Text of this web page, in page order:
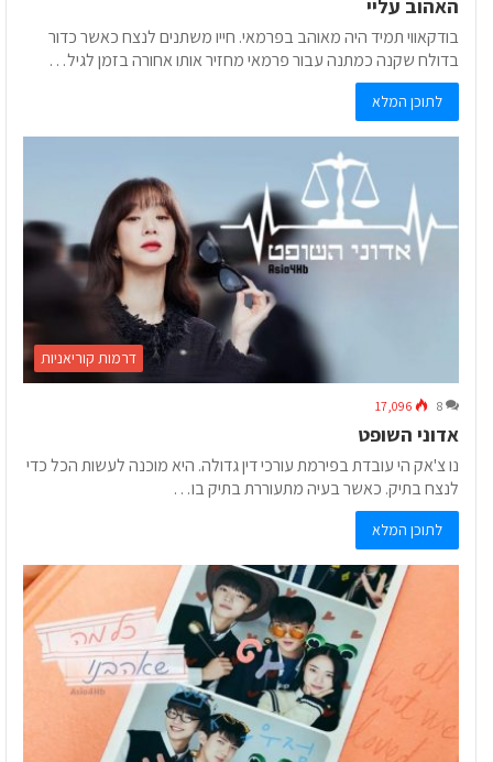
האהוב עליי
בודקאווי תמיד היה מאוהב בפרמאי. חייו משתנים לנצח כאשר כדור
בדולח שקנה כמתנה עבור פרמאי מחזיר אותו אחורה בזמן לגיל…
לתוכן המלא
דרמות קוריאניות
8
17,096
אדוני השופט
נו צ'אק הי עובדת בפירמת עורכי דין גדולה. היא מוכנה לעשות הכל כדי
לנצח בתיק. כאשר בעיה מתעוררת בתיק בו…
לתוכן המלא